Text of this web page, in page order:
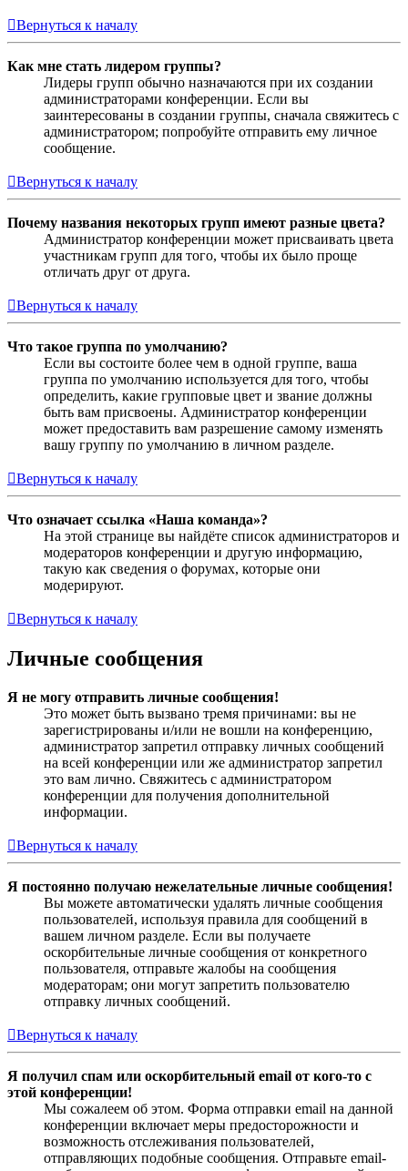
Вернуться к началу
Как мне стать лидером группы?
Лидеры групп обычно назначаются при их создании
администраторами конференции. Если вы
заинтересованы в создании группы, сначала свяжитесь с
администратором; попробуйте отправить ему личное
сообщение.
Вернуться к началу
Почему названия некоторых групп имеют разные цвета?
Администратор конференции может присваивать цвета
участникам групп для того, чтобы их было проще
отличать друг от друга.
Вернуться к началу
Что такое группа по умолчанию?
Если вы состоите более чем в одной группе, ваша
группа по умолчанию используется для того, чтобы
определить, какие групповые цвет и звание должны
быть вам присвоены. Администратор конференции
может предоставить вам разрешение самому изменять
вашу группу по умолчанию в личном разделе.
Вернуться к началу
Что означает ссылка «Наша команда»?
На этой странице вы найдёте список администраторов и
модераторов конференции и другую информацию,
такую как сведения о форумах, которые они
модерируют.
Вернуться к началу
Личные сообщения
Я не могу отправить личные сообщения!
Это может быть вызвано тремя причинами: вы не
зарегистрированы и/или не вошли на конференцию,
администратор запретил отправку личных сообщений
на всей конференции или же администратор запретил
это вам лично. Свяжитесь с администратором
конференции для получения дополнительной
информации.
Вернуться к началу
Я постоянно получаю нежелательные личные сообщения!
Вы можете автоматически удалять личные сообщения
пользователей, используя правила для сообщений в
вашем личном разделе. Если вы получаете
оскорбительные личные сообщения от конкретного
пользователя, отправьте жалобы на сообщения
модераторам; они могут запретить пользователю
отправку личных сообщений.
Вернуться к началу
Я получил спам или оскорбительный email от кого-то с
этой конференции!
Мы сожалеем об этом. Форма отправки email на данной
конференции включает меры предосторожности и
возможность отслеживания пользователей,
отправляющих подобные сообщения. Отправьте email-